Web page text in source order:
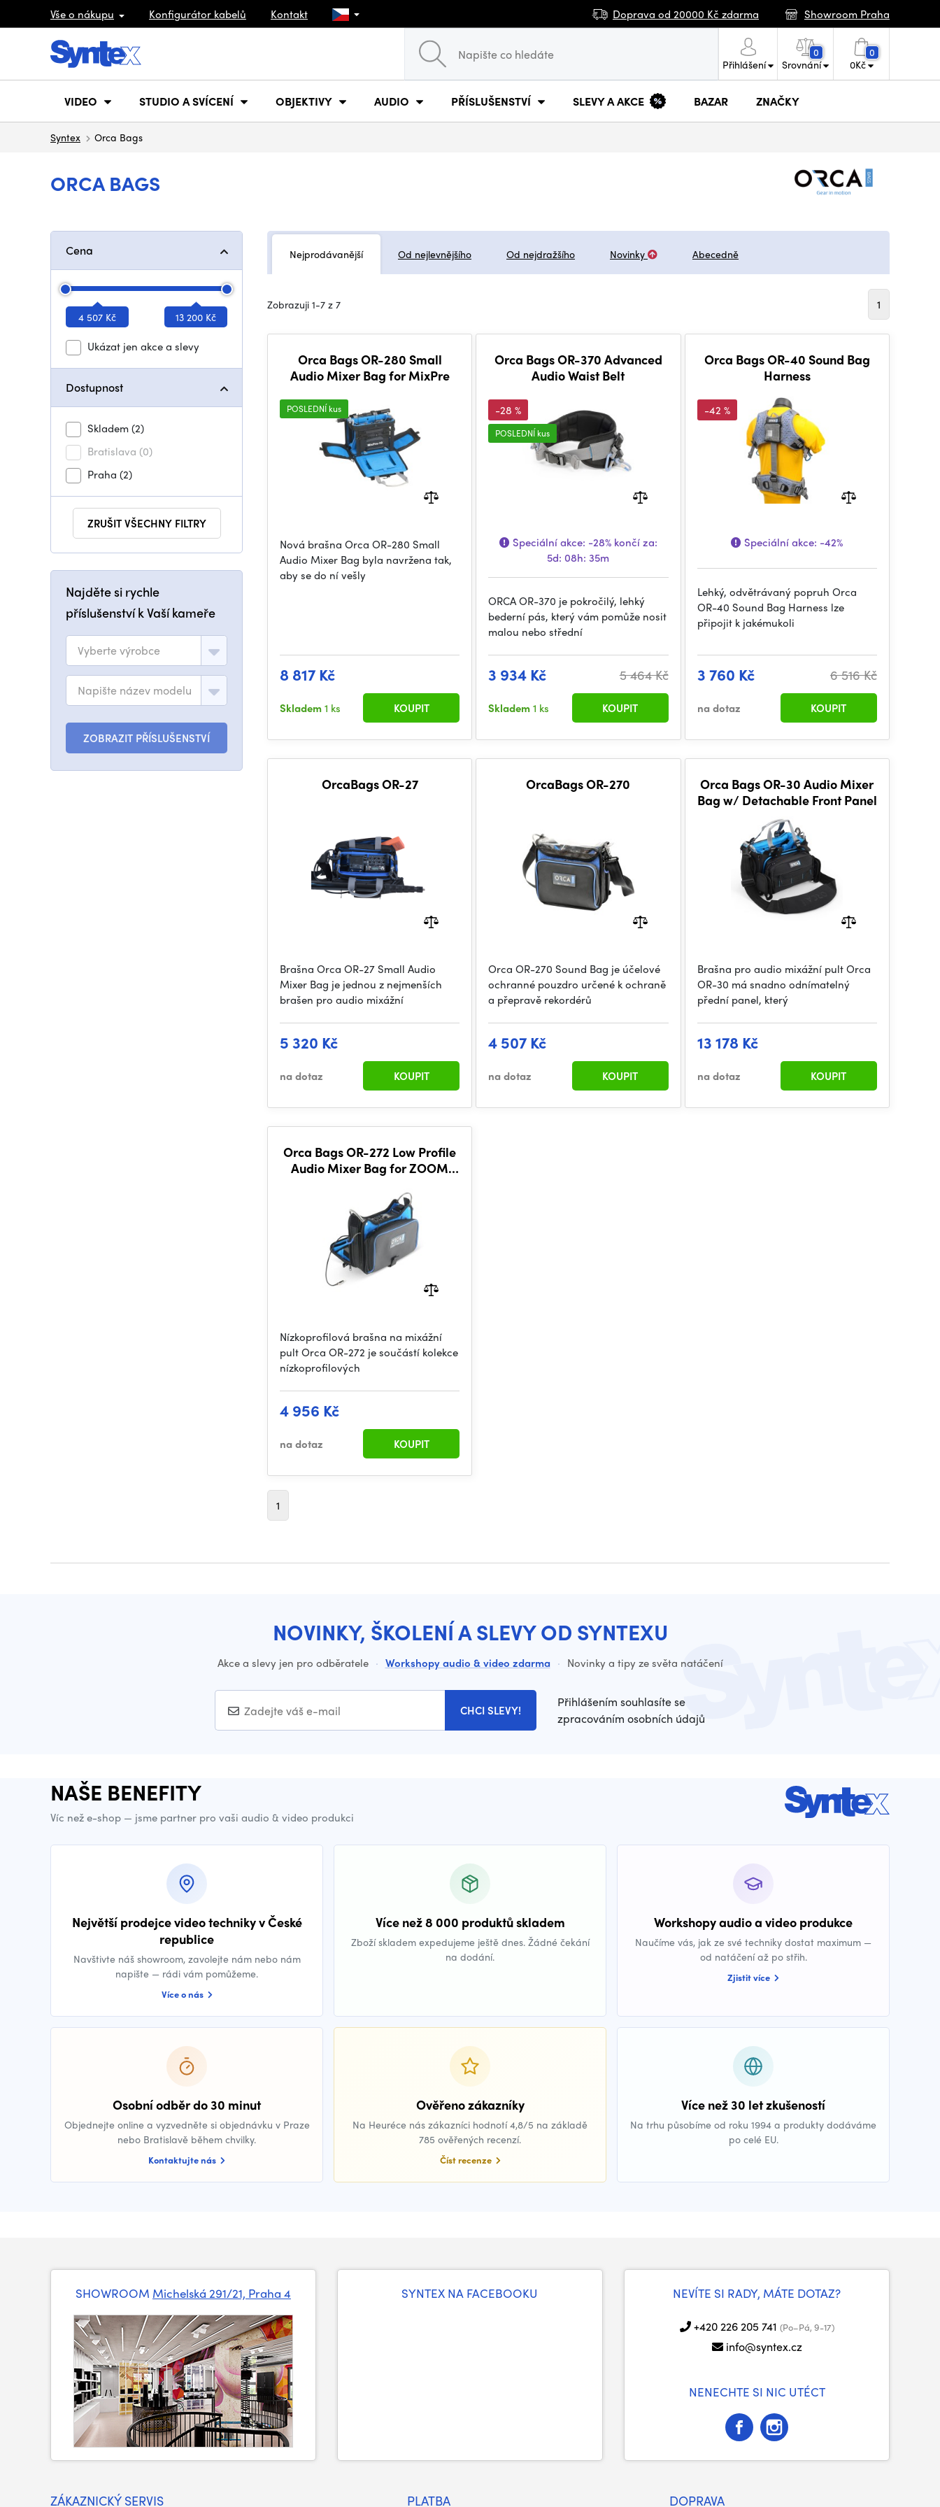
Vše o nákupu Konfigurátor kabelů Kontakt Doprava od 20000 Kč zdarma Showroom Praha
Přihlášení
0
Srovnání
0
0Kč
VIDEO STUDIO A SVÍCENÍ OBJEKTIVY AUDIO PŘÍSLUŠENSTVÍ SLEVY A AKCE BAZAR ZNAČKY
Syntex Orca Bags
ORCA BAGS
Cena
4 507 Kč 13 200 Kč
Ukázat jen akce a slevy
Dostupnost
Skladem(2)
Bratislava (0)
Praha (2)
ZRUŠIT VŠECHNY FILTRY
Najděte si rychle
příslušenství k Vaší kameře
Vyberte výrobce
Napište název modelu
ZOBRAZIT PŘÍSLUŠENSTVÍ
Nejprodávanější Od nejlevnějšího Od nejdražšího Novinky Abecedně
Zobrazuji 1-7 z 7 1
Orca Bags OR-280 Small
Audio Mixer Bag for MixPre
POSLEDNÍ kus
Nová brašna Orca OR-280 Small
Audio Mixer Bag byla navržena tak,
aby se do ní vešly
8 817 Kč
Skladem1 ks KOUPIT
Orca Bags OR-370 Advanced
Audio Waist Belt
-28 %
POSLEDNÍ kus
Speciální akce: -28%končí za:
5d: 08h: 35m
ORCA OR-370 je pokročilý, lehký
bederní pás, který vám pomůže nosit
malou nebo střední
3 934 Kč 5 464 Kč
Skladem1 ks KOUPIT
Orca Bags OR-40 Sound Bag
Harness
-42 %
Speciální akce: -42%
Lehký, odvětrávaný popruh Orca
OR-40 Sound Bag Harness lze
připojit k jakémukoli
3 760 Kč 6 516 Kč
na dotaz KOUPIT
OrcaBags OR-27
Brašna Orca OR-27 Small Audio
Mixer Bag je jednou z nejmenších
brašen pro audio mixážní
5 320 Kč
na dotaz KOUPIT
OrcaBags OR-270
Orca OR-270 Sound Bag je účelové
ochranné pouzdro určené k ochraně
a přepravě rekordérů
4 507 Kč
na dotaz KOUPIT
Orca Bags OR-30 Audio Mixer
Bag w/ Detachable Front Panel
Brašna pro audio mixážní pult Orca
OR-30 má snadno odnímatelný
přední panel, který
13 178 Kč
na dotaz KOUPIT
Orca Bags OR-272 Low Profile
Audio Mixer Bag for ZOOM
Devices MIXPRE-10
Nízkoprofilová brašna na mixážní
pult Orca OR-272 je součástí kolekce
nízkoprofilových
4 956 Kč
na dotaz KOUPIT
1
NOVINKY, ŠKOLENÍ A SLEVY OD SYNTEXU
Akce a slevy jen pro odběratele · Workshopy audio & video zdarma · Novinky a tipy ze světa natáčení
CHCI SLEVY!
Přihlášením souhlasíte se
zpracováním osobních údajů
NAŠE BENEFITY
Víc než e-shop — jsme partner pro vaši audio & video produkci
Největší prodejce video techniky v České
republice
Navštivte náš showroom, zavolejte nám nebo nám
napište — rádi vám pomůžeme.
Více o nás
Více než 8 000 produktů skladem
Zboží skladem expedujeme ještě dnes. Žádné čekání
na dodání.
Workshopy audio a video produkce
Naučíme vás, jak ze své techniky dostat maximum —
od natáčení až po střih.
Zjistit více
Osobní odběr do 30 minut
Objednejte online a vyzvedněte si objednávku v Praze
nebo Bratislavě během chvilky.
Kontaktujte nás
Ověřeno zákazníky
Na Heuréce nás zákazníci hodnotí 4,8/5 na základě
785 ověřených recenzí.
Číst recenze
Více než 30 let zkušeností
Na trhu působíme od roku 1994 a produkty dodáváme
po celé EU.
SHOWROOM Michelská 291/21, Praha 4 SYNTEX NA FACEBOOKU NEVÍTE SI RADY, MÁTE DOTAZ?
+420 226 205 741 (Po–Pá, 9-17)
info@syntex.cz
NENECHTE SI NIC UTÉCT
ZÁKAZNICKÝ SERVIS PLATBA DOPRAVA